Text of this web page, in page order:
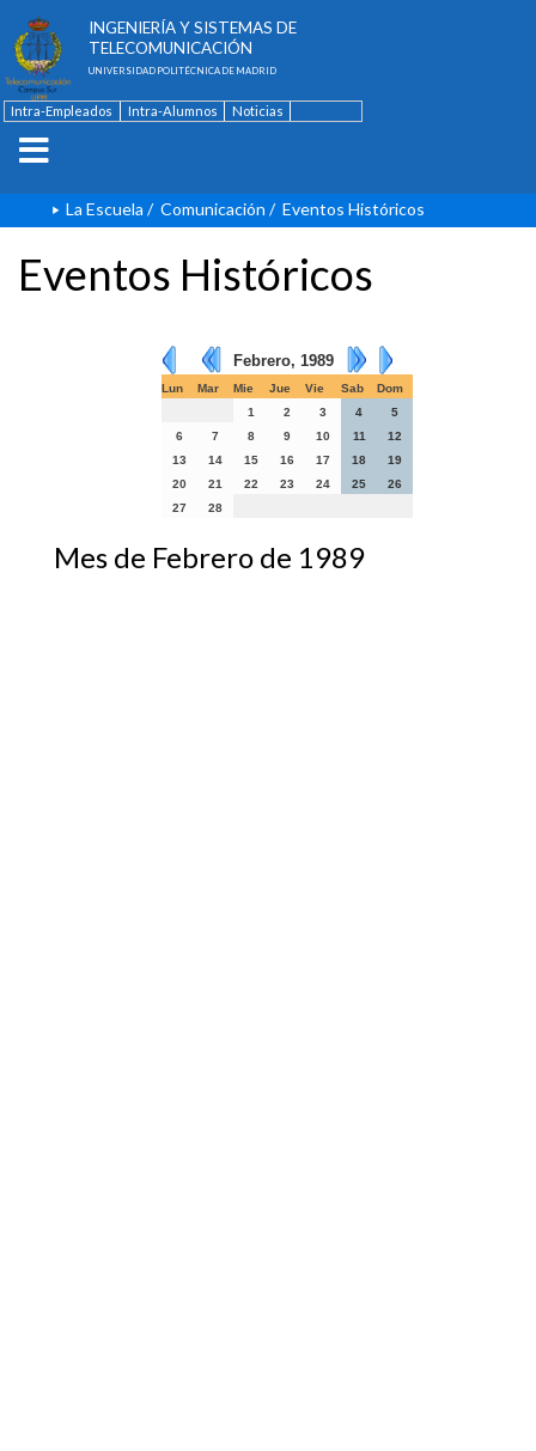
INGENIERÍA Y SISTEMAS DE
TELECOMUNICACIÓN
UNIVERSIDAD POLITÉCNICA DE MADRID
Intra-Empleados Intra-Alumnos
Noticias
La Escuela / Comunicación / Eventos Históricos
Eventos Históricos
Febrero, 1989
Lun Mar Mie Jue Vie Sab
Dom
1
2 3 4
5
6
7 8 9 10 11
12
13
14 15 16 17 18
19
20
21 22 23 24 25
26
27
28
Mes de Febrero de 1989